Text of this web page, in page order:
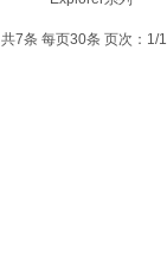
共7条 每页30条 页次：1/1